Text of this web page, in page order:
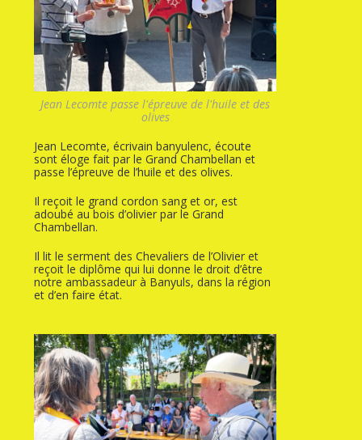
Jean Lecomte passe l'épreuve de l'huile et des
olives
Jean Lecomte, écrivain banyulenc, écoute
sont éloge fait par le Grand Chambellan et
passe l’épreuve de l’huile et des olives.
Il reçoit le grand cordon sang et or, est
adoubé au bois d’olivier par le Grand
Chambellan.
Il lit le serment des Chevaliers de l’Olivier et
reçoit le diplôme qui lui donne le droit d’être
notre ambassadeur à Banyuls, dans la région
et d’en faire état.